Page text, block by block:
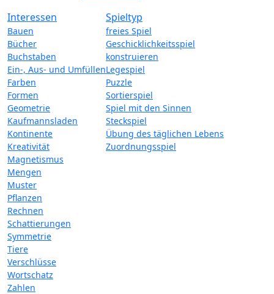
Interessen
Bauen
Bücher
Buchstaben
Ein-, Aus- und Umfüllen
Farben
Formen
Geometrie
Kaufmannsladen
Kontinente
Kreativität
Magnetismus
Mengen
Muster
Pflanzen
Rechnen
Schattierungen
Symmetrie
Tiere
Verschlüsse
Wortschatz
Zahlen
Spieltyp
freies Spiel
Geschicklichkeitsspiel
konstruieren
Legespiel
Puzzle
Sortierspiel
Spiel mit den Sinnen
Steckspiel
Übung des täglichen Lebens
Zuordnungsspiel